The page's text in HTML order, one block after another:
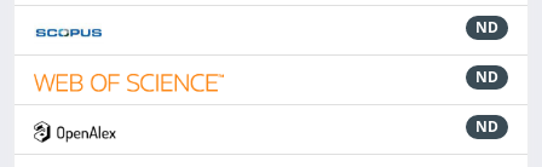
ND
ND
ND